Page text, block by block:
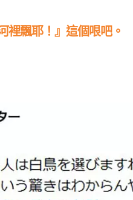
裡飄耶！』這個哏吧。